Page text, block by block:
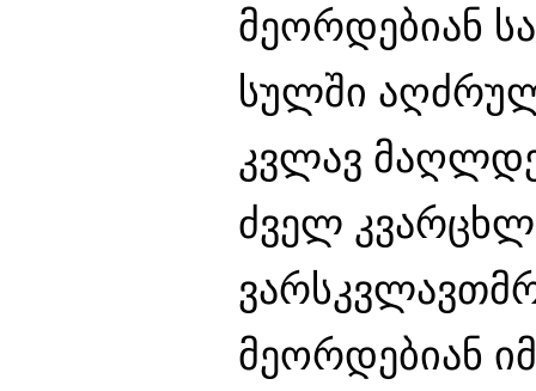
მეორდებიან
სულში
კვლავ
ძველ
მეორდებიან